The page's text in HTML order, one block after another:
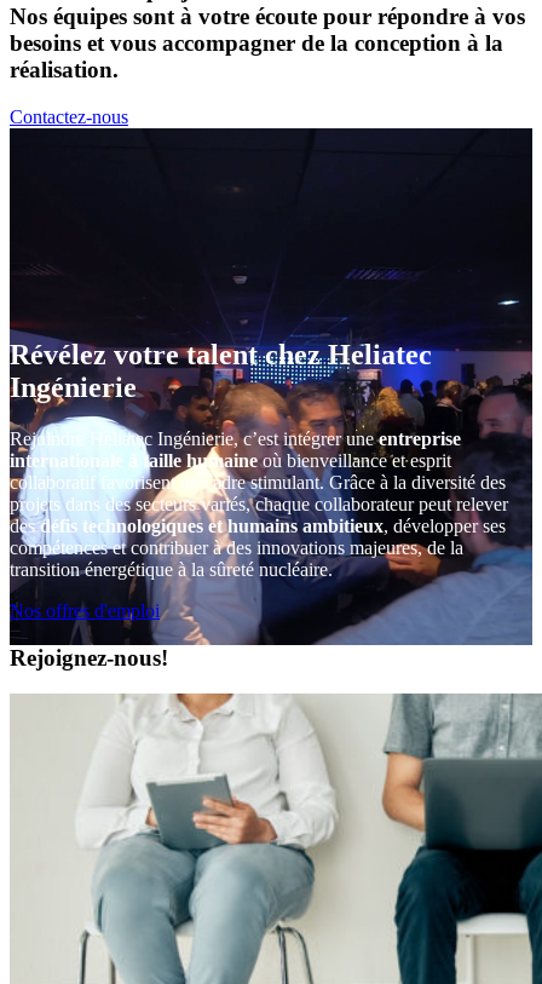
Nos équipes sont à votre écoute pour répondre à vos
besoins et vous accompagner de la conception à la
réalisation.
Contactez-nous
Révélez votre talent chez Heliatec
Ingénierie
Rejoindre Heliatec Ingénierie, c’est intégrer uneentreprise
internationale à taille humaineoù bienveillance et esprit
collaboratif favorisent un cadre stimulant. Grâce à la diversité des
projets dans des secteurs variés, chaque collaborateur peut relever
desdéfis technologiques et humains ambitieux, développer ses
compétences et contribuer à des innovations majeures, de la
transition énergétique à la sûreté nucléaire.
Nos offres d'emploi
Rejoignez-nous!